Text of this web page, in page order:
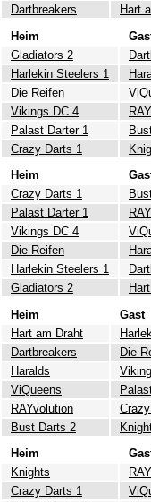
Dartbreakers Hart
Heim
Gladiators 2
Harlekin Steelers 1
Die Reifen
Vikings DC 4
Palast Darter 1
Crazy Darts 1
Heim
Crazy Darts 1
Palast Darter 1
Vikings DC 4
Die Reifen
Harlekin Steelers 1
Gladiators 2
Heim Gast
Hart am Draht
Dartbreakers Die
Haralds
ViQueens
RAYvolution
Bust Darts 2
Heim
Knights
Crazy Darts 1